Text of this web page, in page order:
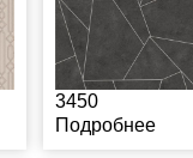
3450
Подробнее